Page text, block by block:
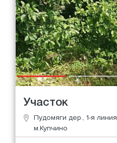
Участок
Пудомяги дер., 1-я линия
м.Купчино